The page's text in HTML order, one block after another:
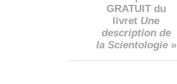
GRATUIT du
livret Une
description de
la Scientologie»